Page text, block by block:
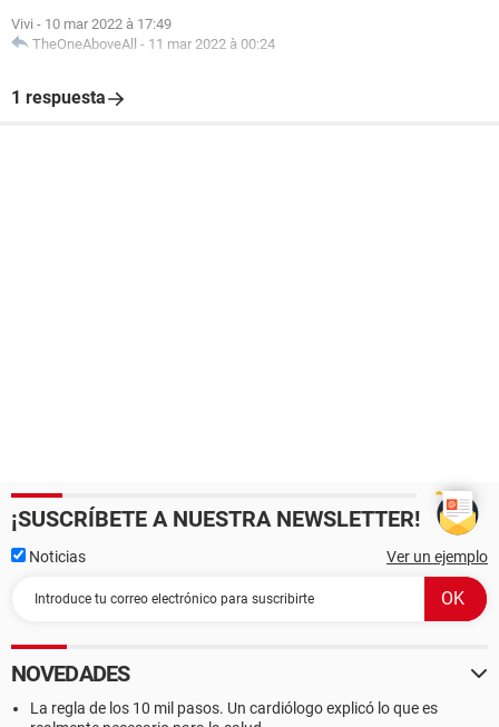
Vivi - 10 mar 2022 à 17:49
TheOneAboveAll - 11 mar 2022 à 00:24
1 respuesta
¡SUSCRÍBETE A NUESTRA NEWSLETTER!
Noticias Ver un ejemplo
NOVEDADES
La regla de los 10 mil pasos. Un cardiólogo explicó lo que es